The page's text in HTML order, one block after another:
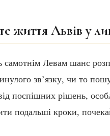
життя Львів у
Левам шанс
зв’язку, чи то
поспішних рішень,
подальші кроки,